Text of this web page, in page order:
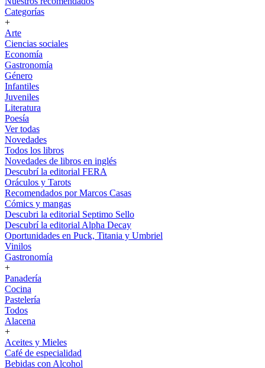
Categorías
+
Arte
Ciencias sociales
Economía
Gastronomía
Género
Infantiles
Juveniles
Literatura
Poesía
Ver todas
Novedades
Todos los libros
Novedades de libros en inglés
Descubrí la editorial FERA
Oráculos y Tarots
Recomendados por Marcos Casas
Cómics y mangas
Descubri la editorial Septimo Sello
Descubrí la editorial Alpha Decay
Oportunidades en Puck, Titania y Umbriel
Vinilos
Gastronomía
+
Panadería
Cocina
Pastelería
Todos
Alacena
+
Aceites y Mieles
Café de especialidad
Bebidas con Alcohol